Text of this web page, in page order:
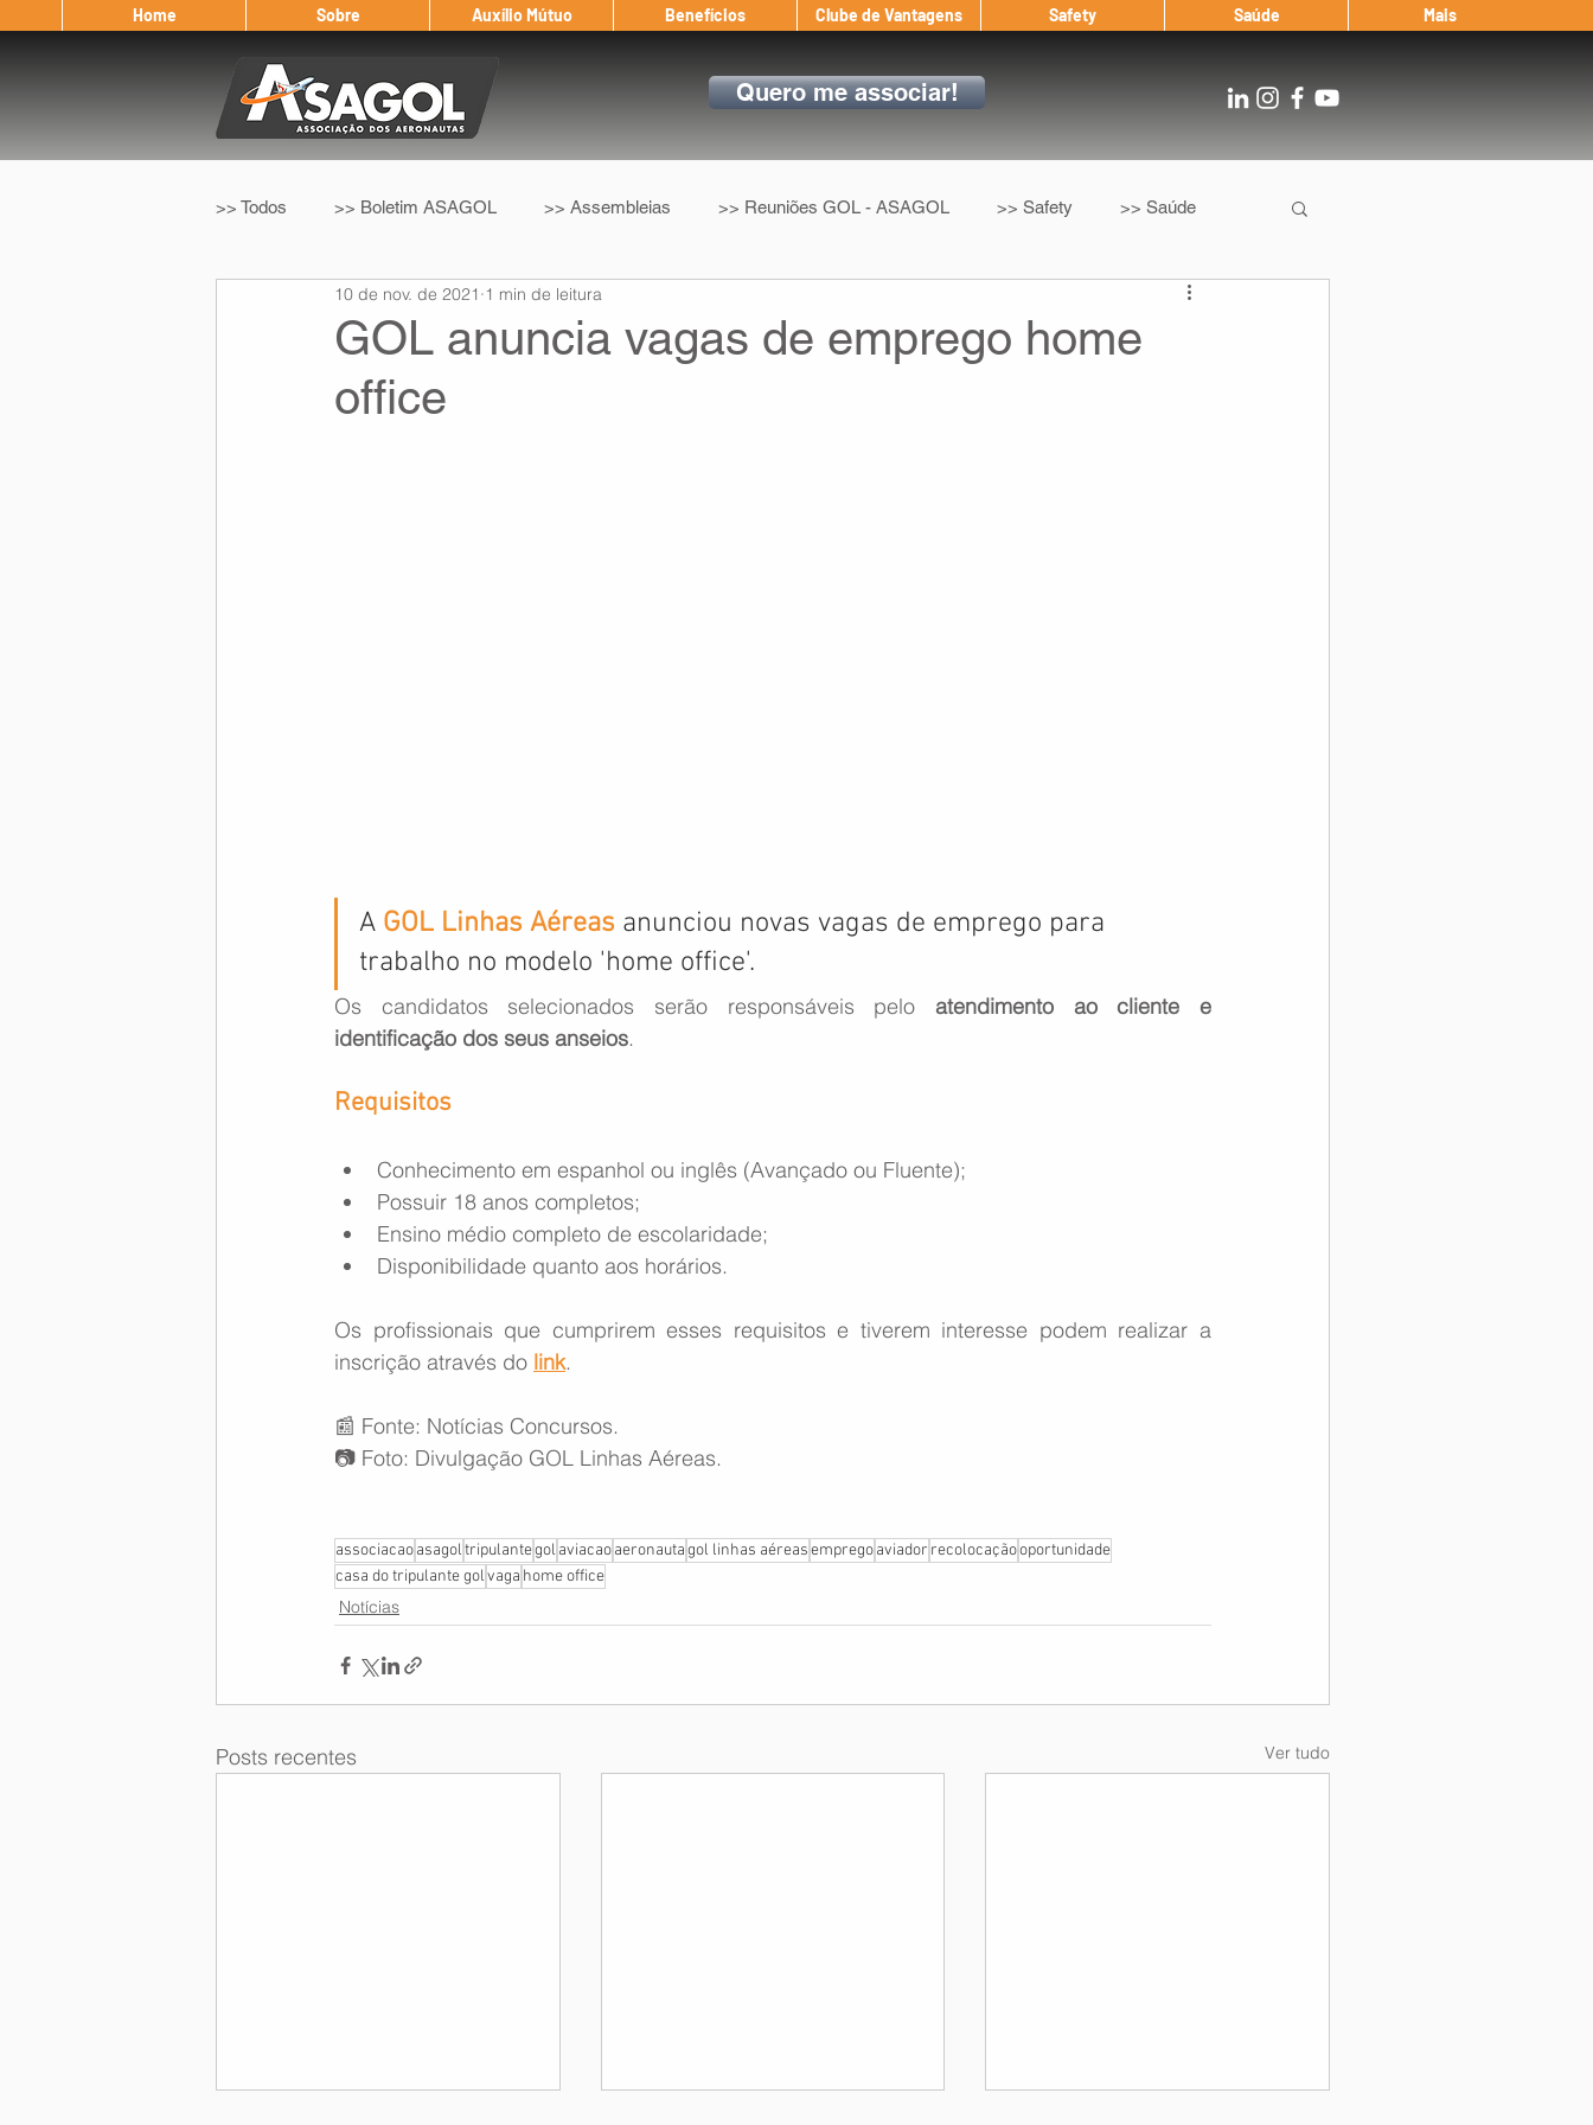
Home Sobre Auxílio Mútuo Benefícios Clube de Vantagens Safety Saúde Mais
Quero me associar!
>> Todos >> Boletim ASAGOL >> Assembleias >> Reuniões GOL - ASAGOL >> Safety >> Saúde
>> Legislação >> IFALPA >> Convenção Coletiva After Landing
Eleição ASAGOL
GOL anuncia vagas de emprego home
office
10 de nov. de 2021 1 min de leitura
A GOL Linhas Aéreas anunciou novas vagas de emprego para
trabalho no modelo 'home office'.
Os candidatos selecionados serão responsáveis pelo atendimento ao cliente e
identificação dos seus anseios.
Requisitos
Conhecimento em espanhol ou inglês (Avançado ou Fluente);
Possuir 18 anos completos;
Ensino médio completo de escolaridade;
Disponibilidade quanto aos horários.
Os profissionais que cumprirem esses requisitos e tiverem interesse podem realizar a
inscrição através do link.
📰 Fonte: Notícias Concursos.
📷 Foto: Divulgação GOL Linhas Aéreas.
associacaoasagoltripulantegol aviacaoaeronautagol linhas aéreasempregoaviador recolocaçãooportunidade
casa do tripulante golvaga home office
Notícias
Posts recentes Ver tudo